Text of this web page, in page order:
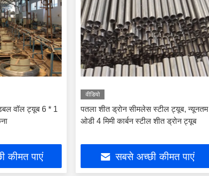
वॉल ट्यूब 6 * 1
कीमत पाएं
वीडियो
पतला शीत ड्रोन सीमलेस स्टील ट्यूब, न्यूनतम
ओडी 4 मिमी कार्बन स्टील शीत ड्रोन ट्यूब
सबसे अच्छी कीमत पाएं